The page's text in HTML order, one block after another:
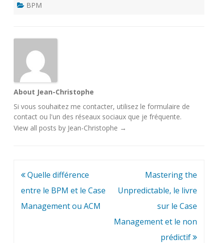
BPM
About Jean-Christophe
Si vous souhaitez me contacter, utilisez le formulaire de
contact ou l'un des réseaux sociaux que je fréquente.
View all posts by Jean-Christophe →
Navigation
de
l’article
Quelle différence
entre le BPM et le Case
Management ou ACM
Mastering the
Unpredictable, le livre
sur le Case
Management et le non
prédictif